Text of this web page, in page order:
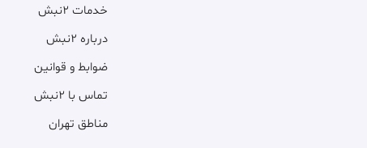
خدمات ۲نبش
درباره ۲نبش
ضوابط و قوانین
تماس با ۲نبش
مناطق تهران